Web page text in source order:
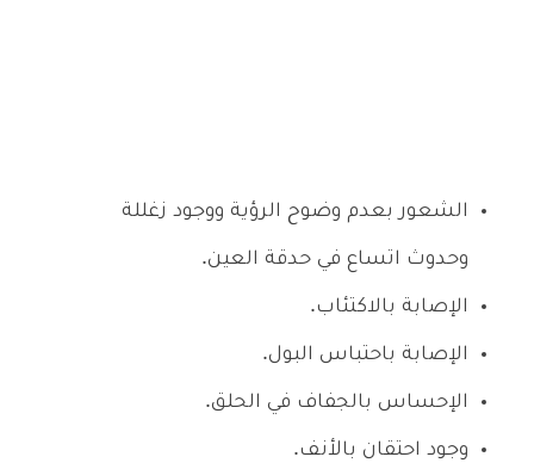
الشعور بعدم وضوح الرؤية ووجود زغللة
وحدوث اتساع في حدقة العين.
الإصابة بالاكتئاب.
الإصابة باحتباس البول.
الإحساس بالجفاف في الحلق.
وجود احتقان بالأنف.